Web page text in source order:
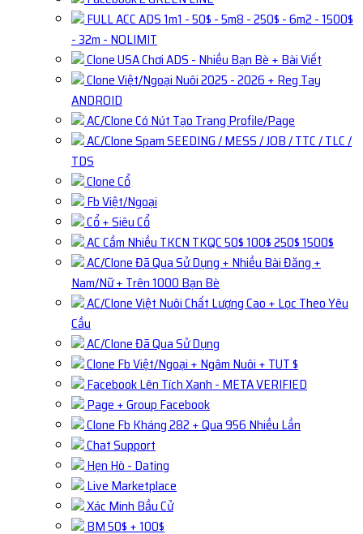
FULL ACC ADS 1m1 - 50$ - 5m8 - 250$ - 6m2 - 1500$
- 32m - NOLIMIT
Clone USA Chơi ADS - Nhiều Bạn Bè + Bài Viết
Clone Việt/Ngoại Nuôi 2025 - 2026 + Reg Tay
ANDROID
AC/Clone Có Nút Tạo Trang Profile/Page
AC/Clone Spam SEEDING / MESS / JOB / TTC / TLC /
TDS
Clone Cổ
Fb Việt/Ngoại
Cổ + Siêu Cổ
AC Cầm Nhiều TKCN TKQC 50$ 100$ 250$ 1500$
AC/Clone Đã Qua Sử Dụng + Nhiều Bài Đăng +
Nam/Nữ + Trên 1000 Bạn Bè
AC/Clone Việt Nuôi Chất Lượng Cao + Lọc Theo Yêu
Cầu
AC/Clone Đã Qua Sử Dụng
Clone Fb Việt/Ngoại + Ngâm Nuôi + TUT $
Facebook Lên Tích Xanh - META VERIFIED
Page + Group Facebook
Clone Fb Kháng 282 + Qua 956 Nhiều Lần
Chat Support
Hẹn Hò - Dating
Live Marketplace
Xác Minh Bầu Cử
BM 50$ + 100$